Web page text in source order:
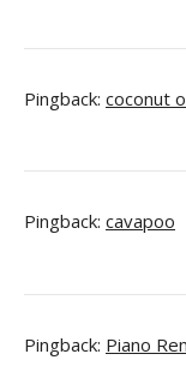
Pingback: coconut
Pingback: cavapoo
Pingback: Piano